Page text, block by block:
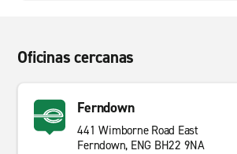
Oficinas cercanas
Ferndown
441 Wimborne Road East
Ferndown, ENG BH22 9NA